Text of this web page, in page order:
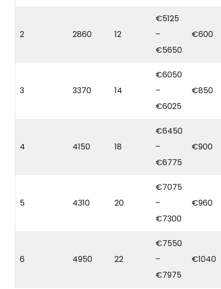
2 2860 12
€5125
–
€5650
€600
3 3370 14
€6050
–
€6025
€850
4 4150 18
€6450
–
€6775
€900
5 4310 20
€7075
–
€7300
€960
6 4950 22
€7550
–
€7975
€1040